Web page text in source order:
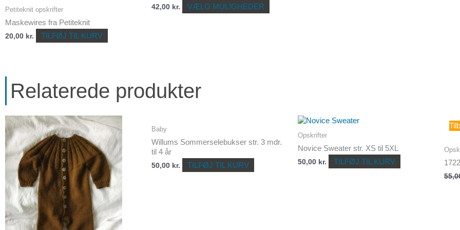
Petiteknit opskrifter
Maskewires fra Petiteknit
20,00 kr. TILFØJ TIL KURV
42,00 kr. VÆLG MULIGHEDER
Relaterede produkter
Baby
Willums Sommerselebukser str. 3 mdr.
til 4 år
50,00 kr. TILFØJ TIL KURV
Opskrifter
Novice Sweater str. XS til 5XL
50,00 kr. TILFØJ TIL KURV